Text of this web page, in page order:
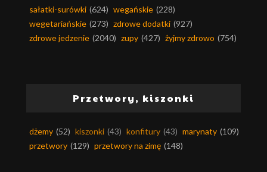
sałatki-surówki (624) wegańskie (228)
wegetariańskie (273) zdrowe dodatki (927)
zdrowe jedzenie (2040) zupy (427) żyjmy zdrowo (754)
Przetwory, kiszonki
dżemy (52) kiszonki (43) konfitury (43) marynaty (109)
przetwory (129) przetwory na zimę (148)